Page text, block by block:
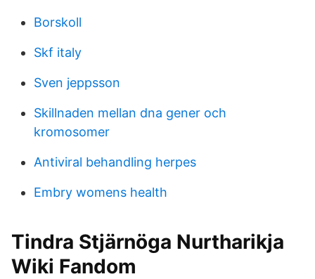
Borskoll
Skf italy
Sven jeppsson
Skillnaden mellan dna gener och
kromosomer
Antiviral behandling herpes
Embry womens health
Tindra Stjärnöga Nurtharikja
Wiki Fandom